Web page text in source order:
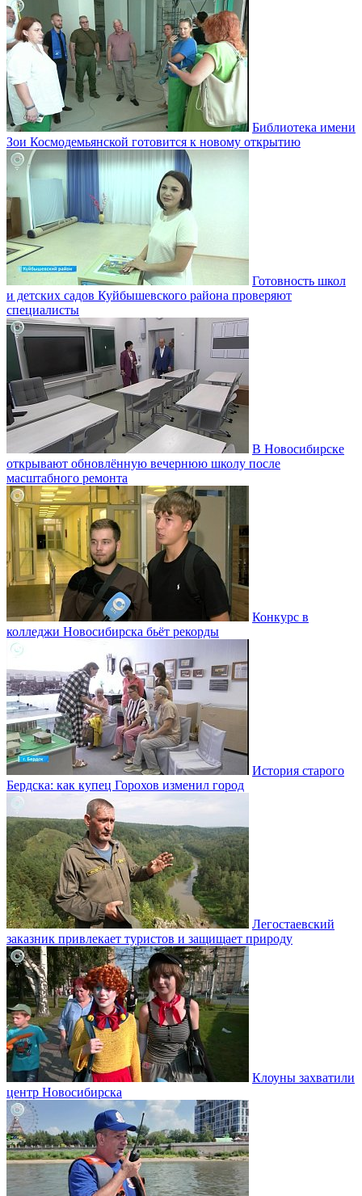
Библиотека имени
Зои Космодемьянской готовится к новому открытию
Готовность школ
и детских садов Куйбышевского района проверяют
специалисты
В Новосибирске
открывают обновлённую вечернюю школу после
масштабного ремонта
Конкурс в
колледжи Новосибирска бьёт рекорды
История старого
Бердска: как купец Горохов изменил город
Легостаевский
заказник привлекает туристов и защищает природу
Клоуны захватили
центр Новосибирска